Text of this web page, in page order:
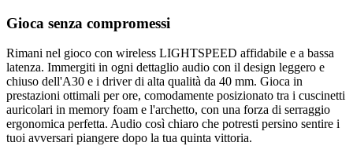
Gioca senza compromessi
Rimani nel gioco con wireless LIGHTSPEED affidabile e a bassa
latenza. Immergiti in ogni dettaglio audio con il design leggero e
chiuso dell'A30 e i driver di alta qualità da 40 mm. Gioca in
prestazioni ottimali per ore, comodamente posizionato tra i cuscinetti
auricolari in memory foam e l'archetto, con una forza di serraggio
ergonomica perfetta. Audio così chiaro che potresti persino sentire i
tuoi avversari piangere dopo la tua quinta vittoria.